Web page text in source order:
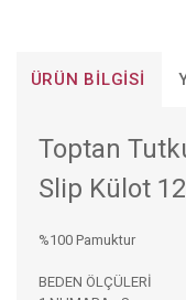
ÜRÜN BILGISI
Toptan
Slip Külot
%100 Pamuktur
BEDEN ÖLÇÜLERİ